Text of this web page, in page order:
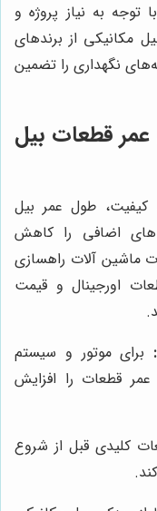
توجه به نیاز پروژه و
مکانیکی از برندهای
نگهداری را تضمین
عمر قطعات بیل
کیفیت، طول عمر بیل
اضافی را کاهش
آلات راهسازی
اورجینال و قیمت
برای موتور و سیستم
قطعات را افزایش
کلیدی قبل از شروع